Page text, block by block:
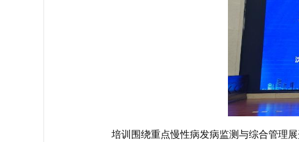
培训围绕重点慢性病发病监测与综合管理